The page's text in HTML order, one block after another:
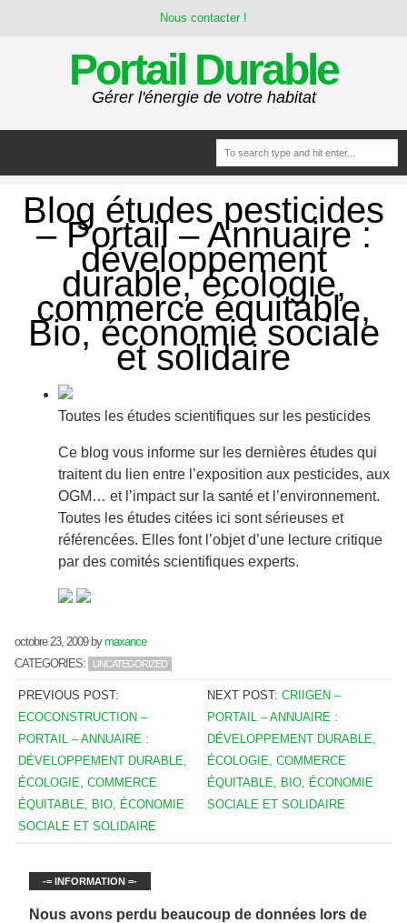
Nous contacter !
Portail Durable
Gérer l'énergie de votre habitat
Blog études pesticides
– Portail – Annuaire :
développement
durable, écologie,
commerce équitable,
Bio, économie sociale
et solidaire
Toutes les études scientifiques sur les pesticides
Ce blog vous informe sur les dernières études qui
traitent du lien entre l’exposition aux pesticides, aux
OGM… et l’impact sur la santé et l’environnement.
Toutes les études citées ici sont sérieuses et
référencées. Elles font l’objet d’une lecture critique
par des comités scientifiques experts.
octobre 23, 2009bymaxance
CATEGORIES:
UNCATEGORIZED
PREVIOUS POST:
ECOCONSTRUCTION –
PORTAIL – ANNUAIRE :
DÉVELOPPEMENT DURABLE,
ÉCOLOGIE, COMMERCE
ÉQUITABLE, BIO, ÉCONOMIE
SOCIALE ET SOLIDAIRE
NEXT POST:CRIIGEN –
PORTAIL – ANNUAIRE :
DÉVELOPPEMENT DURABLE,
ÉCOLOGIE, COMMERCE
ÉQUITABLE, BIO, ÉCONOMIE
SOCIALE ET SOLIDAIRE
-= INFORMATION =-
Nous avons perdu beaucoup de données lors de